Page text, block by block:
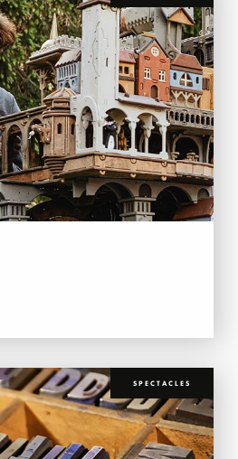
SPECTACLES